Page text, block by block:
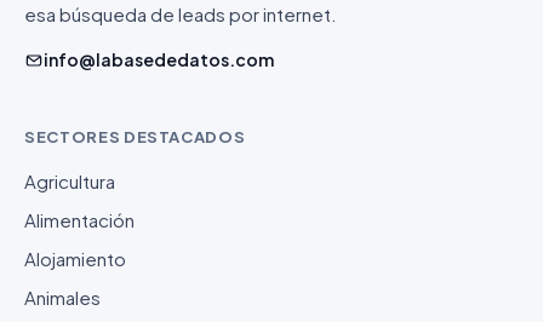
esa búsqueda de leads por internet.
info@labasededatos.com
SECTORES DESTACADOS
Agricultura
Alimentación
Alojamiento
Animales